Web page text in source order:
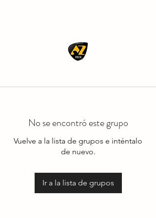
No se encontró este grupo
Vuelve a la lista de grupos e inténtalo
de nuevo.
Ir a la lista de grupos